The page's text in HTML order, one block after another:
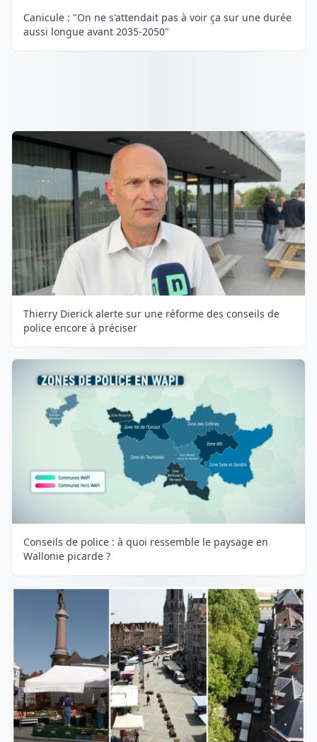
Canicule : "On ne s'attendait pas à voir ça sur une durée
aussi longue avant 2035-2050"
Thierry Dierick alerte sur une réforme des conseils de
police encore à préciser
Conseils de police : à quoi ressemble le paysage en
Wallonie picarde ?